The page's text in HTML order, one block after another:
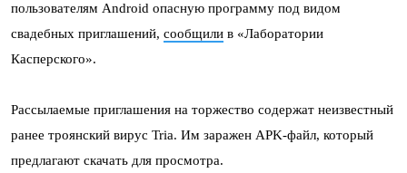
пользователям Android опасную программу под видом
свадебных приглашений, сообщили в «Лаборатории
Касперского».
Рассылаемые приглашения на торжество содержат неизвестный
ранее троянский вирус Tria. Им заражен APK-файл, который
предлагают скачать для просмотра.